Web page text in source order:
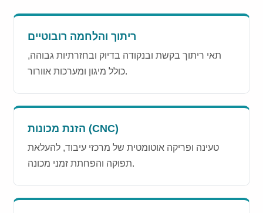
ריתוך והלחמה רובוטיים
תאי ריתוך בקשת ובנקודה בדיוק ובחזרתיות גבוהה,
כולל מיגון ומערכות אוורור.
הזנת מכונות (CNC)
טעינה ופריקה אוטומטית של מרכזי עיבוד, להעלאת
תפוקה והפחתת זמני מכונה.